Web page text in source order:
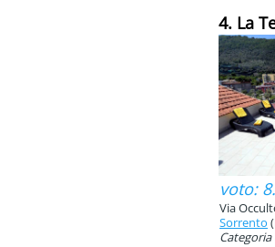
4. La
voto:
Via
Sorrento
Categoria